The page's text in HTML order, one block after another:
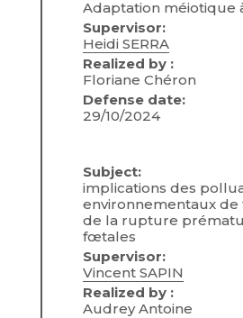
Adaptation méiotique
Supervisor:
Heidi SERRA
Realized by :
Floriane Chéron
Defense date:
29/10/2024
Subject:
implications des
environnementaux
de la rupture
fœtales
Supervisor:
Vincent SAPIN
Realized by :
Audrey Antoine